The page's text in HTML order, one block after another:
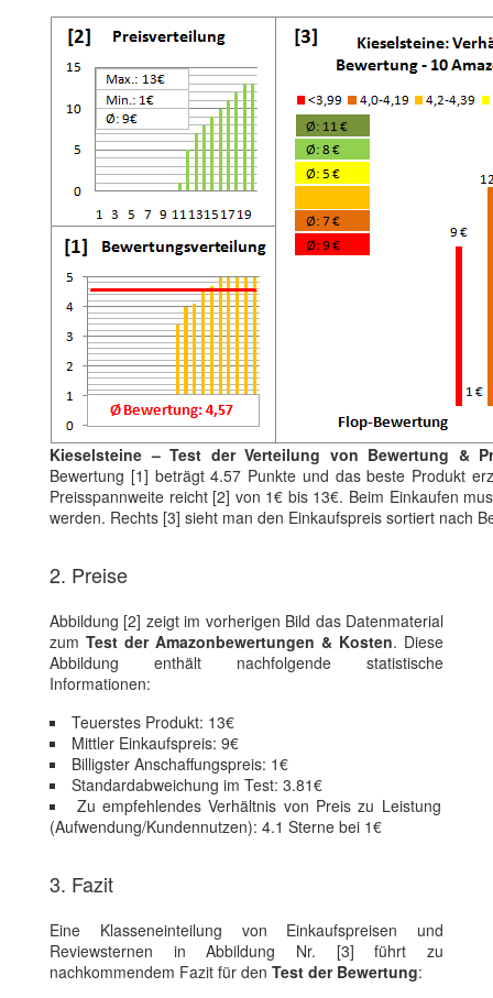
Kieselsteine – Test der Verteilung von Bewertung &
Bewertung [1] beträgt 4.57 Punkte und das beste Produkt
Preisspannweite reicht [2] von 1€ bis 13€. Beim Einkaufen
werden. Rechts [3] sieht man den Einkaufspreis sortiert nach
2. Preise
Abbildung [2] zeigt im vorherigen Bild das Datenmaterial
zum Test der Amazonbewertungen & Kosten. Diese
Abbildung enthält nachfolgende statistische
Informationen:
Teuerstes Produkt: 13€
Mittler Einkaufspreis: 9€
Billigster Anschaffungspreis: 1€
Standardabweichung im Test: 3.81€
Zu empfehlendes Verhältnis von Preis zu Leistung
(Aufwendung/Kundennutzen): 4.1 Sterne bei 1€
3. Fazit
Eine Klasseneinteilung von Einkaufspreisen und
Reviewsternen in Abbildung Nr. [3] führt zu
nachkommendem Fazit für den Test der Bewertung: